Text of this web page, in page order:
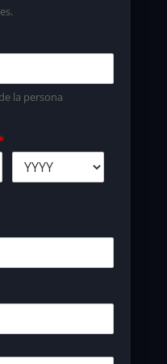
la persona